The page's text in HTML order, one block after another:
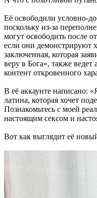
Её освободили условно-
поскольку из-за
могут освободить после
если они демонстрируют
заключенная, которая
веру в Бога», также ведет
контент откровенного
В её аккаунте написано:
латина, которая хочет
Познакомьтесь с моей
настоящим сексом и
Вот как выглядит её